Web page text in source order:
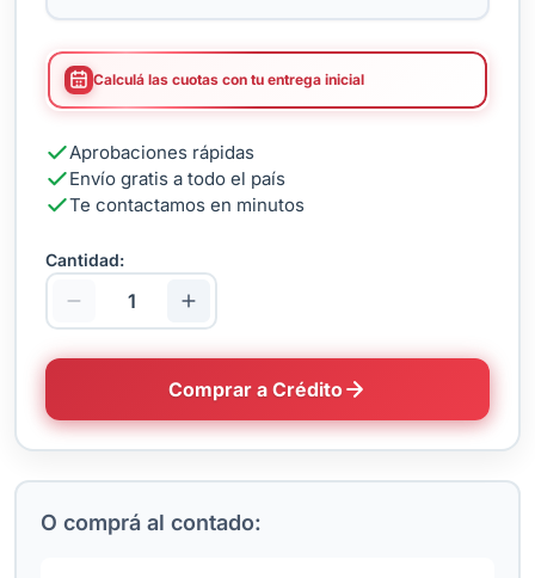
Calculá las cuotas con tu entrega inicial
Aprobaciones rápidas
Envío gratis a todo el país
Te contactamos en minutos
Cantidad:
Comprar a Crédito
O comprá al contado: